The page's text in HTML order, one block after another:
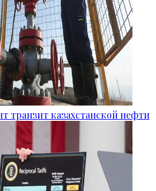
транзит казахстанской нефти